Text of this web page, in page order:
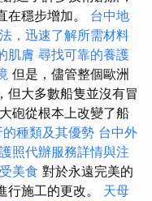
在穩步增加。 台中地
，迅速了解所需材料
肌膚 尋找可靠的養護
但是，儘管整個歐洲
但大多數船隻並沒有冒
砲從根本上改變了船
的種類及其優勢 台中外
護照代辦服務詳情與注
美食 對於永遠完美的
行施工的更改。 天母